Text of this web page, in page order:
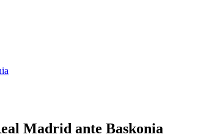
Madrid ante Baskonia